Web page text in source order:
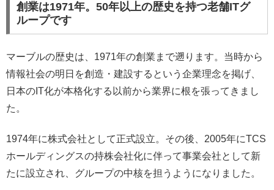
創業は1971年。50年以上の歴史を持つ老舗ITグ
ループです
マーブルの歴史は、1971年の創業まで遡ります。当時から
情報社会の明日を創造・建設するという企業理念を掲げ、
日本のIT化が本格化する以前から業界に根を張ってきまし
た。
1974年に株式会社として正式設立。その後、2005年にTCS
ホールディングスの持株会社化に伴って事業会社として新
たに設立され、グループの中核を担うようになりました。